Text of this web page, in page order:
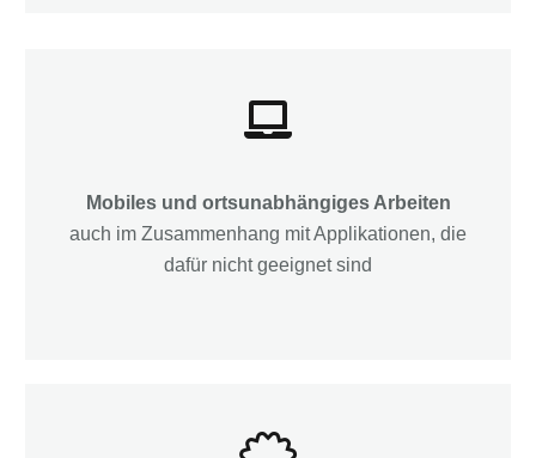
Mobiles und ortsunabhängiges Arbeiten
auch im Zusammenhang mit Applikationen, die
dafür nicht geeignet sind